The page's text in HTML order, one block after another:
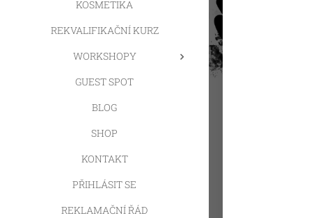
KOSMETIKA
REKVALIFIKAČNÍ KURZ
WORKSHOPY
GUEST SPOT
BLOG
SHOP
KONTAKT
PŘIHLÁSIT SE
REKLAMAČNÍ ŘÁD